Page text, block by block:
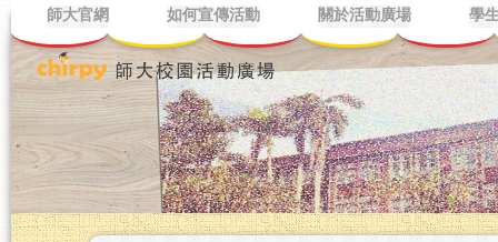
師大官網 如何宣傳活動 關於活動廣場 學